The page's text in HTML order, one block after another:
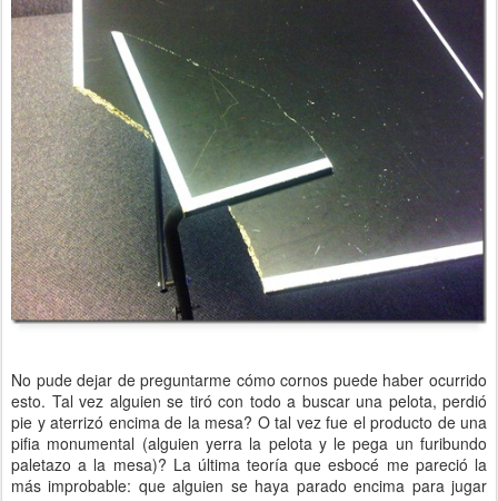
No pude dejar de preguntarme cómo cornos puede haber ocurrido
esto. Tal vez alguien se tiró con todo a buscar una pelota, perdió
pie y aterrizó encima de la mesa? O tal vez fue el producto de una
pifia monumental (alguien yerra la pelota y le pega un furibundo
paletazo a la mesa)? La última teoría que esbocé me pareció la
más improbable: que alguien se haya parado encima para jugar